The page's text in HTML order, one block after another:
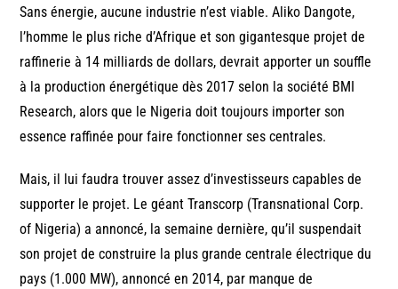
Sans énergie, aucune industrie n’est viable. Aliko Dangote,
l’homme le plus riche d’Afrique et son gigantesque projet de
raffinerie à 14 milliards de dollars, devrait apporter un souffle
à la production énergétique dès 2017 selon la société BMI
Research, alors que le Nigeria doit toujours importer son
essence raffinée pour faire fonctionner ses centrales.
Mais, il lui faudra trouver assez d’investisseurs capables de
supporter le projet. Le géant Transcorp (Transnational Corp.
of Nigeria) a annoncé, la semaine dernière, qu’il suspendait
son projet de construire la plus grande centrale électrique du
pays (1.000 MW), annoncé en 2014, par manque de